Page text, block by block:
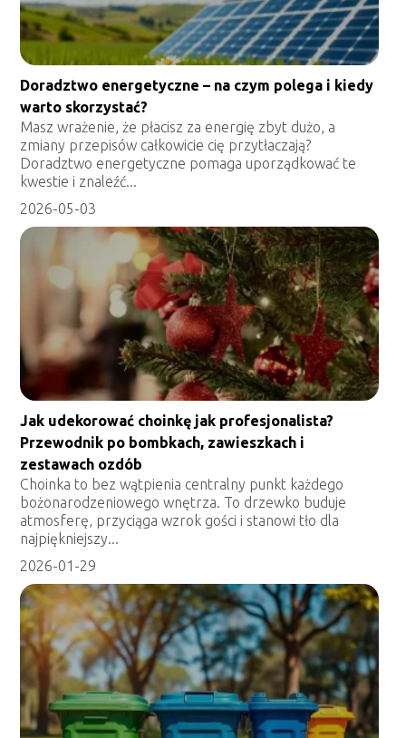
Doradztwo energetyczne – na czym polega i kiedy
warto skorzystać?
Masz wrażenie, że płacisz za energię zbyt dużo, a
zmiany przepisów całkowicie cię przytłaczają?
Doradztwo energetyczne pomaga uporządkować te
kwestie i znaleźć...
2026-05-03
Jak udekorować choinkę jak profesjonalista?
Przewodnik po bombkach, zawieszkach i
zestawach ozdób
Choinka to bez wątpienia centralny punkt każdego
bożonarodzeniowego wnętrza. To drzewko buduje
atmosferę, przyciąga wzrok gości i stanowi tło dla
najpiękniejszy...
2026-01-29